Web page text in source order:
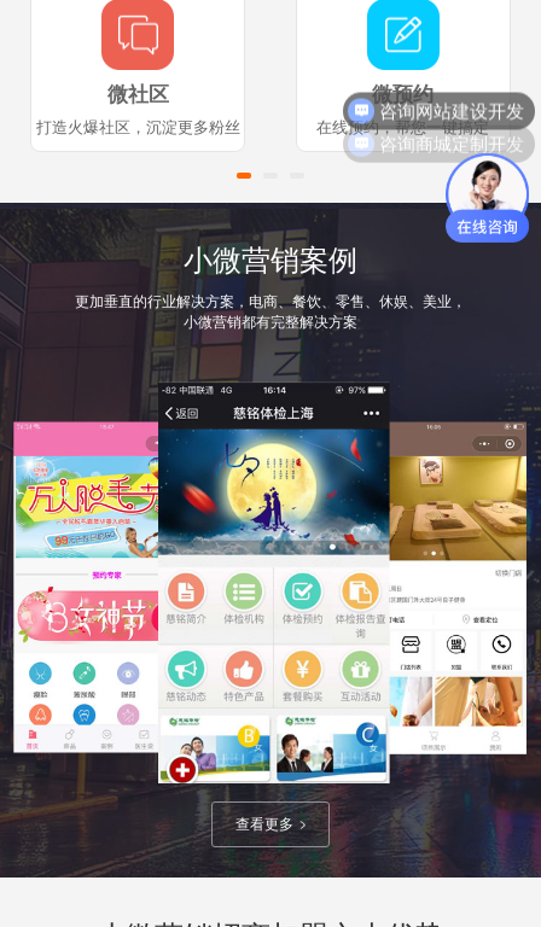
微社区
打造火爆社区，沉淀更多粉丝
微预约
在线预约，帮您一键搞定
小微营销案例
更加垂直的行业解决方案，电商、餐饮、零售、休娱、美业，
小微营销都有完整解决方案
查看更多
咨询网站建设开发
咨询商城定制开发